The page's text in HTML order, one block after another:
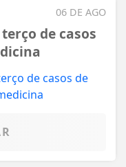
06 DE AGO
de casos